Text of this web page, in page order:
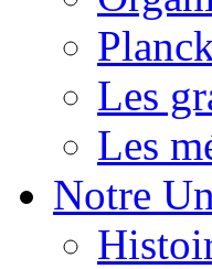
Les
Les
Notre